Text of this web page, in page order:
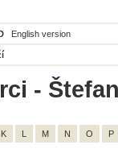
English version
-
K L M N O P